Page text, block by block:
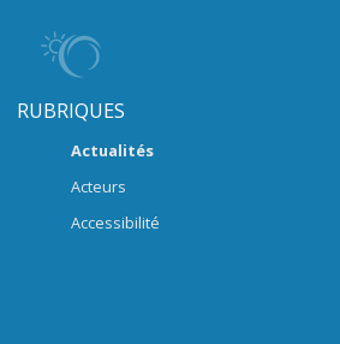
RUBRIQUES
Actualités
Acteurs
Accessibilité